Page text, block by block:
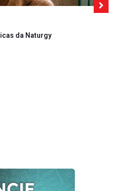
da Naturgy